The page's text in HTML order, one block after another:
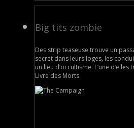
Big tits zombie
Des strip teaseuse trouve un
secret dans leurs loges, les
un lieu d’occultisme. L’une d’elles
Livre des Morts.